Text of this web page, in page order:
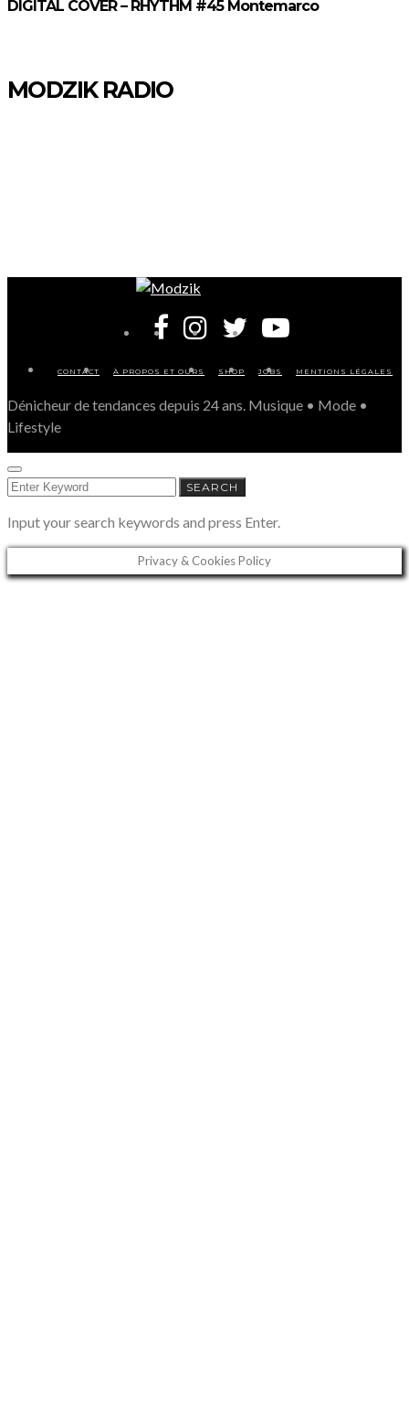
DIGITAL COVER – RHYTHM #45 Montemarco
MODZIK RADIO
CONTACT À PROPOS ET OURS SHOP JOBS MENTIONS LÉGALES
Dénicheur de tendances depuis 24 ans. Musique • Mode •
Lifestyle
SEARCH
FOR:
SEARCH
Input your search keywords and press Enter.
Privacy & Cookies Policy